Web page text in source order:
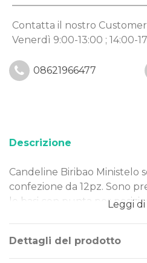
Contatta il nostro
Venerdì 9:00-13:00 ; 14:00-
08621966477
Descrizione
Candeline Biribao Ministelo
confezione da 12pz. Sono
le basi con punta perLeggi
Dettagli del prodotto